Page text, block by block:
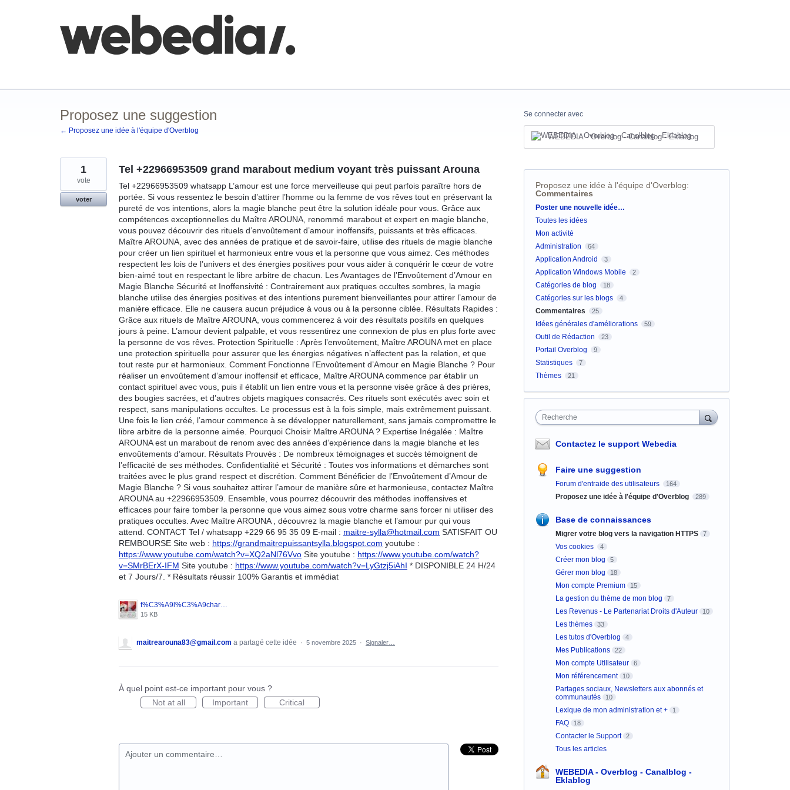
Proposez une suggestion
← Proposez une idée à l'équipe d'Overblog
Tel +22966953509 grand marabout medium voyant très puissant Arouna
Tel +22966953509 whatsapp L’amour est une force merveilleuse qui peut parfois paraître hors de
portée. Si vous ressentez le besoin d’attirer l’homme ou la femme de vos rêves tout en préservant la
pureté de vos intentions, alors la magie blanche peut être la solution idéale pour vous. Grâce aux
compétences exceptionnelles du Maître AROUNA, renommé marabout et expert en magie blanche,
vous pouvez découvrir des rituels d’envoûtement d’amour inoffensifs, puissants et très efficaces.
Maître AROUNA, avec des années de pratique et de savoir-faire, utilise des rituels de magie blanche
pour créer un lien spirituel et harmonieux entre vous et la personne que vous aimez. Ces méthodes
respectent les lois de l’univers et des énergies positives pour vous aider à conquérir le cœur de votre
bien-aimé tout en respectant le libre arbitre de chacun. Les Avantages de l’Envoûtement d’Amour en
Magie Blanche Sécurité et Inoffensivité : Contrairement aux pratiques occultes sombres, la magie
blanche utilise des énergies positives et des intentions purement bienveillantes pour attirer l’amour de
manière efficace. Elle ne causera aucun préjudice à vous ou à la personne ciblée. Résultats Rapides :
Grâce aux rituels de Maître AROUNA, vous commencerez à voir des résultats positifs en quelques
jours à peine. L’amour devient palpable, et vous ressentirez une connexion de plus en plus forte avec
la personne de vos rêves. Protection Spirituelle : Après l’envoûtement, Maître AROUNA met en place
une protection spirituelle pour assurer que les énergies négatives n’affectent pas la relation, et que
tout reste pur et harmonieux. Comment Fonctionne l’Envoûtement d’Amour en Magie Blanche ? Pour
réaliser un envoûtement d’amour inoffensif et efficace, Maître AROUNA commence par établir un
contact spirituel avec vous, puis il établit un lien entre vous et la personne visée grâce à des prières,
des bougies sacrées, et d’autres objets magiques consacrés. Ces rituels sont exécutés avec soin et
respect, sans manipulations occultes. Le processus est à la fois simple, mais extrêmement puissant.
Une fois le lien créé, l’amour commence à se développer naturellement, sans jamais compromettre le
libre arbitre de la personne aimée. Pourquoi Choisir Maître AROUNA ? Expertise Inégalée : Maître
AROUNA est un marabout de renom avec des années d’expérience dans la magie blanche et les
envoûtements d’amour. Résultats Prouvés : De nombreux témoignages et succès témoignent de
l’efficacité de ses méthodes. Confidentialité et Sécurité : Toutes vos informations et démarches sont
traitées avec le plus grand respect et discrétion. Comment Bénéficier de l’Envoûtement d’Amour de
Magie Blanche ? Si vous souhaitez attirer l’amour de manière sûre et harmonieuse, contactez Maître
AROUNA au +22966953509. Ensemble, vous pourrez découvrir des méthodes inoffensives et
efficaces pour faire tomber la personne que vous aimez sous votre charme sans forcer ni utiliser des
pratiques occultes. Avec Maître AROUNA , découvrez la magie blanche et l’amour pur qui vous
attend. CONTACT Tel / whatsapp +229 66 95 35 09 E-mail : maitre-sylla@hotmail.com SATISFAIT OU
REMBOURSE Site web : https://grandmaitrepuissantsylla.blogspot.com youtube :
https://www.youtube.com/watch?v=XQ2aNl76Vvo Site youtube : https://www.youtube.com/watch?
v=SMrBErX-IFM Site youtube : https://www.youtube.com/watch?v=LyGtzj5iAhI * DISPONIBLE 24 H/24
et 7 Jours/7. * Résultats réussir 100% Garantis et immédiat
t%C3%A9l%C3%A9chargement%20(1).jpg
15 KB
1
vote
voter
maitrearouna83@gmail.com a partagé cette idée · 5 novembre 2025 · Signaler…
À quel point est-ce important pour vous ?
Not at all
Important Critical
Ajouter un commentaire…
Se connecter avec
WEBEDIA - Overblog - Canalblog - Eklablog
Proposez une idée à l'équipe d'Overblog:
Commentaires
Catégories
Poster une nouvelle idée…
Toutes les idées
Mon activité
Administration
64
Application Android 3
Application Windows Mobile 2
Catégories de blog 18
Catégories sur les blogs 4
Commentaires 25
Idées générales d'améliorations 59
Outil de Rédaction 23
Portail Overblog 9
Statistiques 7
Thèmes 21
Recherche
Contactez le support Webedia
Faire une suggestion
Forum d'entraide des utilisateurs 164
Proposez une idée à l'équipe d'Overblog 289
Base de connaissances
Migrer votre blog vers la navigation HTTPS 7
Vos cookies 4
Créer mon blog 5
Gérer mon blog 18
Mon compte Premium 15
La gestion du thème de mon blog 7
Les Revenus - Le Partenariat Droits d'Auteur 10
Les thèmes 33
Les tutos d'Overblog 4
Mes Publications 22
Mon compte Utilisateur 6
Mon référencement 10
Partages sociaux, Newsletters aux abonnés et
communautés
10
Lexique de mon administration et + 1
FAQ 18
Contacter le Support 2
Tous les articles
WEBEDIA - Overblog - Canalblog -
Eklablog